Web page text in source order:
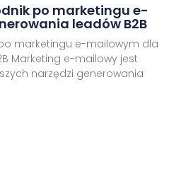
po marketingu e-
leadów B2B
marketingu e-mailowym dla
Marketing e-mailowy jest
narzędzi generowania